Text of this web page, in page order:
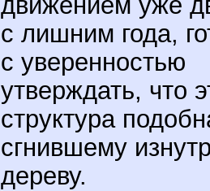
с лишним года,
с уверенностью
утверждать, что
структура
сгнившему
дереву.